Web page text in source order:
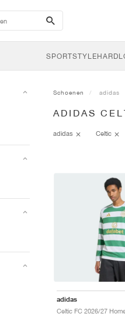
search-
btn
SPORTSTYLE
Schoenen adidas
ADIDAS
adidas Celtic
adidas